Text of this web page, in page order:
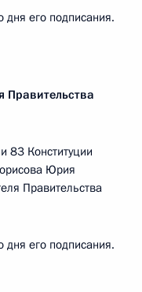
дня его подписания.
Правительства
83 Конституции
Юрия
Правительства
дня его подписания.